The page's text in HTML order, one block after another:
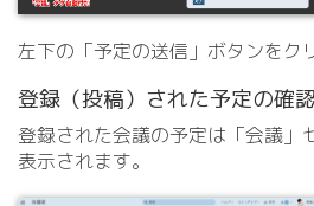
左下の「予定の送信」ボタンをク
登録（投稿）された予定の確
登録された会議の予定は「会議」
表示されます。